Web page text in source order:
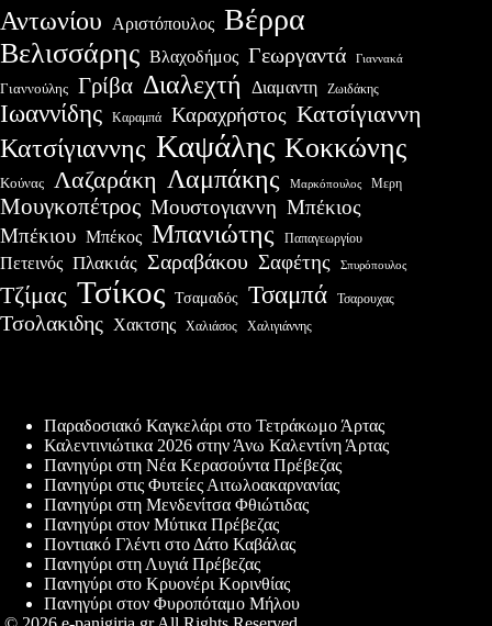
Αντωνίου Αριστόπουλος Βέρρα
Βελισσάρης Βλαχοδήμος Γεωργαντά Γιαννακά
Γιαννούλης Γρίβα Διαλεχτή Διαμαντη Ζωιδάκης
Ιωαννίδης Καραμπά Καραχρήστος Κατσίγιαννη
Κατσίγιαννης Καψάλης Κοκκώνης
Κούνας Λαζαράκη Λαμπάκης Μαρκόπουλος Μερη
Μουγκοπέτρος Μουστογιαννη Μπέκιος
Μπέκιου Μπέκος Μπανιώτης Παπαγεωργίου
Πετεινός Πλακιάς Σαραβάκου Σαφέτης Σπυρόπουλος
Τζίμας Τσίκος Τσαμαδός Τσαμπά Τσαρουχας
Τσολακιδης Χακτσης Χαλιάσος Χαλιγιάννης
Παραδοσιακό Καγκελάρι στο Τετράκωμο Άρτας
Καλεντινιώτικα 2026 στην Άνω Καλεντίνη Άρτας
Πανηγύρι στη Νέα Κερασούντα Πρέβεζας
Πανηγύρι στις Φυτείες Αιτωλοακαρνανίας
Πανηγύρι στη Μενδενίτσα Φθιώτιδας
Πανηγύρι στον Μύτικα Πρέβεζας
Ποντιακό Γλέντι στο Δάτο Καβάλας
Πανηγύρι στη Λυγιά Πρέβεζας
Πανηγύρι στο Κρυονέρι Κορινθίας
Πανηγύρι στον Φυροπόταμο Μήλου